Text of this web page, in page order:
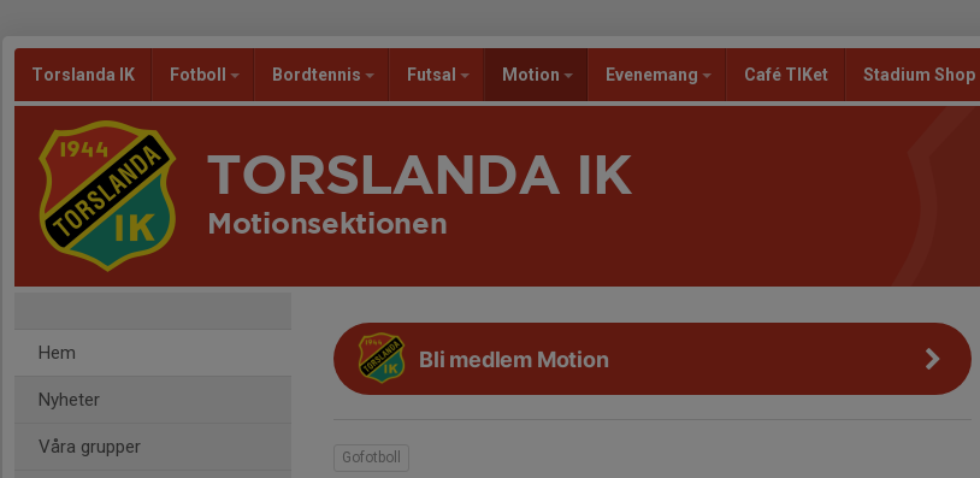
Torslanda IK Fotboll Bordtennis Futsal Motion Evenemang Café TIKet Stadium Shop
TORSLANDA IK
Motionsektionen
Hem
Nyheter
Våra grupper
Bli medlem Motion
Gofotboll